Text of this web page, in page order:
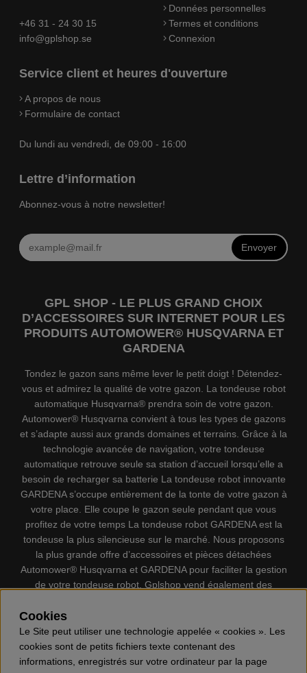
+46 31 - 24 30 15
info@gplshop.se
Données personnelles
Termes et conditions
Connexion
Service client et heures d'ouverture
A propos de nous
Formulaire de contact
Du lundi au vendredi, de 09:00 - 16:00
Lettre d’information
Abonnez-vous à notre newsletter!
Envoyer
GPL SHOP - LE PLUS GRAND CHOIX
D’ACCESSOIRES SUR INTERNET POUR LES
PRODUITS AUTOMOWER® HUSQVARNA ET
GARDENA
Tondez le gazon sans même lever le petit doigt ! Détendez-
vous et admirez la qualité de votre gazon. La tondeuse robot
automatique Husqvarna® prendra soin de votre gazon.
Automower® Husqvarna convient à tous les types de gazons
et s’adapte aussi aux grands domaines et terrains. Grâce à la
technologie avancée de navigation, votre tondeuse
automatique retrouve seule sa station d’accueil lorsqu’elle a
besoin de recharger sa batterie La tondeuse robot innovante
GARDENA s’occupe entièrement de la tonte de votre gazon à
votre place. Elle coupe le gazon seule pendant que vous
profitez de votre temps La tondeuse robot GARDENA est la
tondeuse la plus silencieuse sur le marché. Nous proposons
la plus grande offre d’accessoires et pièces détachées
Automower® Husqvarna et GARDENA pour faciliter la gestion
de votre tondeuse robot. Gplshop vend également des
individuel, Coupe-bordures, Débroussailleuses, Taille haies,
Motoculteurs, Souffleur, Souffleuses à neige, Nettoyeurs
haute pression, Aspirateur, Découpeuses, Haches, Outils
forestiers, Lubrifiants, Carburants, Jouets ETC.
Cookies
Le Site peut utiliser une technologie appelée « cookies ». Les
cookies sont de petits fichiers texte contenant des
informations, enregistrés sur votre ordinateur par la page